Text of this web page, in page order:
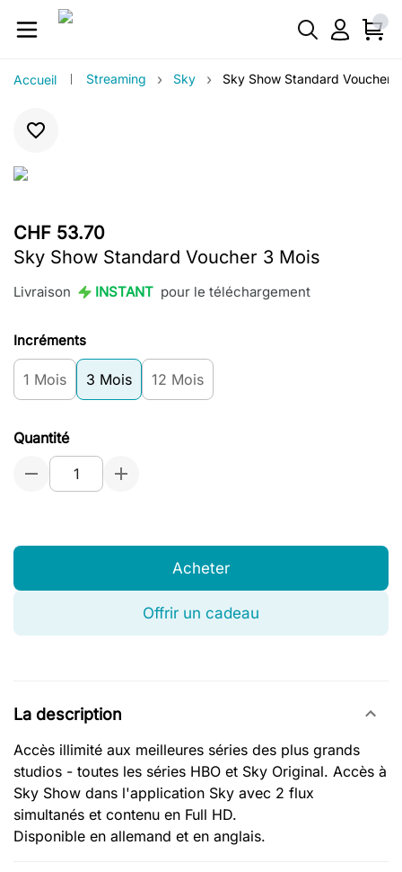
Accueil Streaming › Sky › Sky Show Standard Voucher
CHF 53.70
Sky Show Standard Voucher 3 Mois
Livraison INSTANT pour le téléchargement
Incréments
1 Mois 3 Mois 12 Mois
Quantité
Acheter
Offrir un cadeau
La description
Accès illimité aux meilleures séries des plus grands
studios - toutes les séries HBO et Sky Original. Accès à
Sky Show dans l'application Sky avec 2 flux
simultanés et contenu en Full HD.
Disponible en allemand et en anglais.